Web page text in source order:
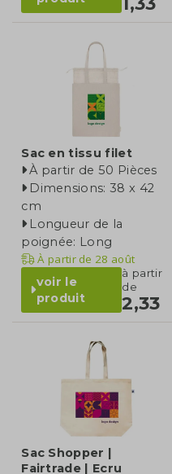
Sac en tissu filet
À partir de 50 Pièces
Dimensions: 38 x 42
cm
Longueur de la
poignée: Long
À partir de 28 août
voir le
produit
à partir
de
2,33
Sac Shopper |
Fairtrade | Ecru